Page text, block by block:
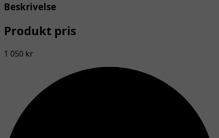
Beskrivelse
Produkt pris
1 050 kr